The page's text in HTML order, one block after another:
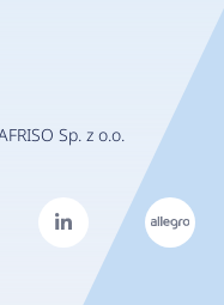
Sp. z o.o.